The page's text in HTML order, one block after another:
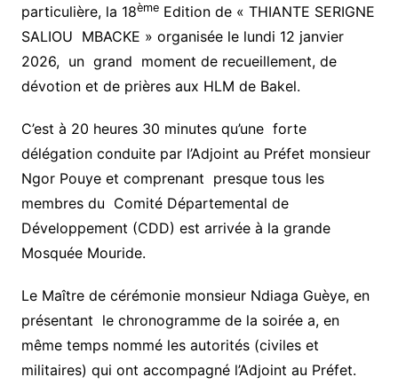
particulière, la 18èmeEdition de « THIANTE SERIGNE
SALIOU MBACKE » organisée le lundi 12 janvier
2026, un grand moment de recueillement, de
dévotion et de prières aux HLM de Bakel.
C’est à 20 heures 30 minutes qu’une forte
délégation conduite par l’Adjoint au Préfet monsieur
Ngor Pouye et comprenant presque tous les
membres du Comité Départemental de
Développement (CDD) est arrivée à la grande
Mosquée Mouride.
Le Maître de cérémonie monsieur Ndiaga Guèye, en
présentant le chronogramme de la soirée a, en
même temps nommé les autorités (civiles et
militaires) qui ont accompagné l’Adjoint au Préfet.